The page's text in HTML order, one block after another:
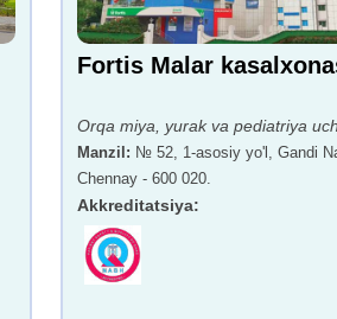
Fortis Malar
Orqa miya, yurak va pediatriya
Manzil : № 52, 1-asosiy yo'l, Gandi
Chennay - 600 020.
Akkreditatsiya: